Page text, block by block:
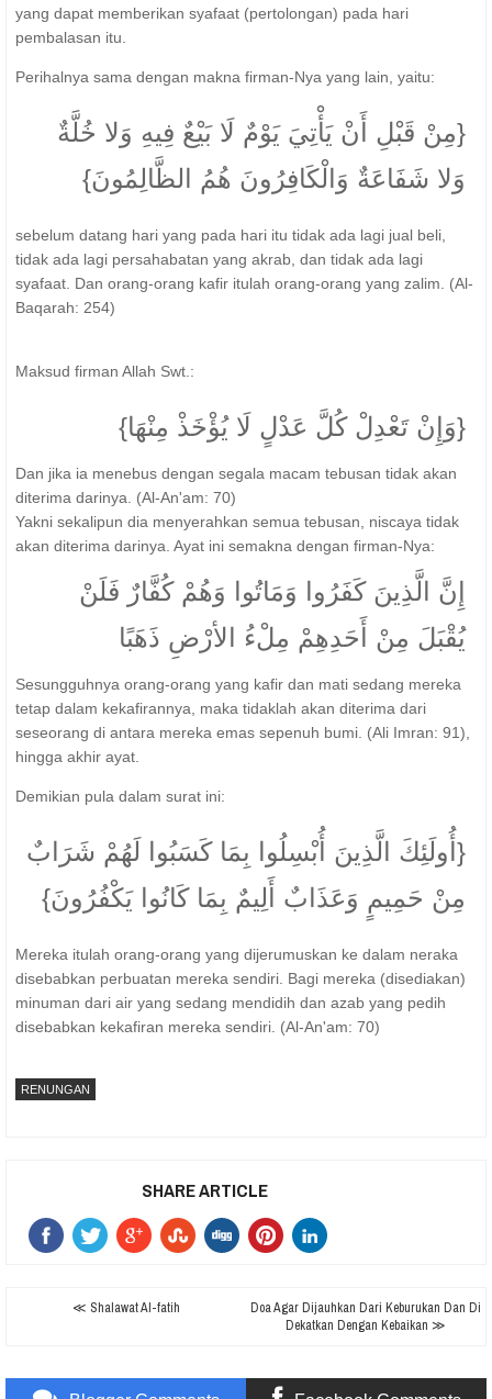
yang dapat memberikan syafaat (pertolongan) pada hari
pembalasan itu.
Perihalnya sama dengan makna firman-Nya yang lain, yaitu:
{مِنْ قَبْلِ أَنْ يَأْتِيَ يَوْمٌ لَا بَيْعٌ فِيهِ وَلا خُلَّةٌ
وَلا شَفَاعَةٌ وَالْكَافِرُونَ هُمُ الظَّالِمُونَ}
sebelum datang hari yang pada hari itu tidak ada lagi jual beli,
tidak ada lagi persahabatan yang akrab, dan tidak ada lagi
syafaat. Dan orang-orang kafir itulah orang-orang yang zalim. (Al-
Baqarah: 254)
Maksud firman Allah Swt.:
{وَإِنْ تَعْدِلْ كُلَّ عَدْلٍ لَا يُؤْخَذْ مِنْهَا}
Dan jika ia menebus dengan segala macam tebusan tidak akan
diterima darinya. (Al-An'am: 70)
Yakni sekalipun dia menyerahkan semua tebusan, niscaya tidak
akan diterima darinya. Ayat ini semakna dengan firman-Nya:
إِنَّ الَّذِينَ كَفَرُوا وَمَاتُوا وَهُمْ كُفَّارٌ فَلَنْ
يُقْبَلَ مِنْ أَحَدِهِمْ مِلْءُ الأرْضِ ذَهَبًا
Sesungguhnya orang-orang yang kafir dan mati sedang mereka
tetap dalam kekafirannya, maka tidaklah akan diterima dari
seseorang di antara mereka emas sepenuh bumi. (Ali Imran: 91),
hingga akhir ayat.
Demikian pula dalam surat ini:
{أُولَئِكَ الَّذِينَ أُبْسِلُوا بِمَا كَسَبُوا لَهُمْ شَرَابٌ
مِنْ حَمِيمٍ وَعَذَابٌ أَلِيمٌ بِمَا كَانُوا يَكْفُرُونَ}
Mereka itulah orang-orang yang dijerumuskan ke dalam neraka
disebabkan perbuatan mereka sendiri. Bagi mereka (disediakan)
minuman dari air yang sedang mendidih dan azab yang pedih
disebabkan kekafiran mereka sendiri. (Al-An'am: 70)
RENUNGAN
SHARE ARTICLE
≪ Shalawat Al-fatih
Doa Agar Dijauhkan Dari Keburukan Dan Di
Dekatkan Dengan Kebaikan ≫